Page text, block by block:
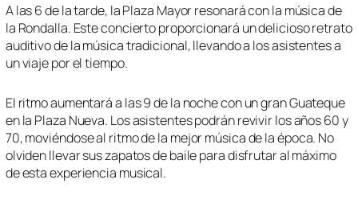
A las 6 de la tarde, la Plaza Mayor resonará con la música de
la Rondalla. Este concierto proporcionará un delicioso retrato
auditivo de la música tradicional, llevando a los asistentes a
un viaje por el tiempo.
El ritmo aumentará a las 9 de la noche con un gran Guateque
en la Plaza Nueva. Los asistentes podrán revivir los años 60 y
70, moviéndose al ritmo de la mejor música de la época. No
olviden llevar sus zapatos de baile para disfrutar al máximo
de esta experiencia musical.